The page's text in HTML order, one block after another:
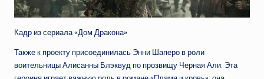
Кадр из сериала «Дом Дракона»
Также к проекту присоединилась Энни Шаперо в роли
воительницы Алисанны Блэквуд по прозвищу Черная Али. Эта